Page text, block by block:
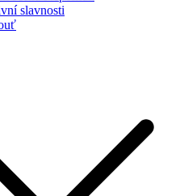
slavnosti